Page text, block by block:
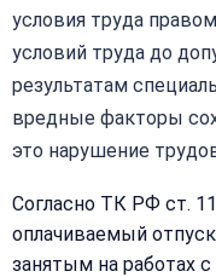
условия труда
условий труда до
результатам
вредные факторы
это нарушение
Согласно ТК РФ ст.
оплачиваемый
занятым на работах